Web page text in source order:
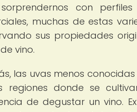
con
muchas de estas
sus propiedades
vino.
las uvas menos
regiones donde se
de degustar un vino.